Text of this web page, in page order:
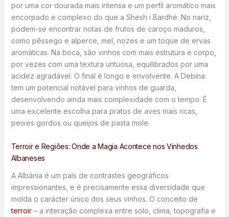
por uma cor dourada mais intensa e um perfil aromático mais
encorpado e complexo do que a Shesh i Bardhë. No nariz,
podem-se encontrar notas de frutos de caroço maduros,
como pêssego e alperce, mel, nozes e um toque de ervas
aromáticas. Na boca, são vinhos com mais estrutura e corpo,
por vezes com uma textura untuosa, equilibrados por uma
acidez agradável. O final é longo e envolvente. A Debina
tem um potencial notável para vinhos de guarda,
desenvolvendo ainda mais complexidade com o tempo. É
uma excelente escolha para pratos de aves mais ricas,
peixes gordos ou queijos de pasta mole.
Terroir e Regiões: Onde a Magia Acontece nos Vinhedos
Albaneses
A Albânia é um país de contrastes geográficos
impressionantes, e é precisamente essa diversidade que
molda o carácter único dos seus vinhos. O conceito de
terroir– a interação complexa entre solo, clima, topografia e